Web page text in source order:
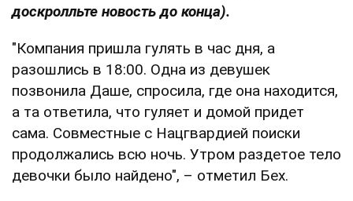
доскролльте новость до конца).
"Компания пришла гулять в час дня, а
разошлись в 18:00. Одна из девушек
позвонила Даше, спросила, где она находится,
а та ответила, что гуляет и домой придет
сама. Совместные с Нацгвардией поиски
продолжались всю ночь. Утром раздетое тело
девочки было найдено", – отметил Бех.